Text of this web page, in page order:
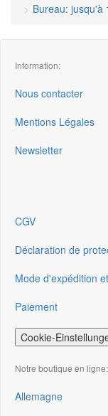
Bureau: jusqu'à
Information:
Nous contacter
Mentions Légales
Newsletter
CGV
Déclaration de
Mode d'expédition
Paiement
Cookie-
Notre boutique en ligne:
Allemagne